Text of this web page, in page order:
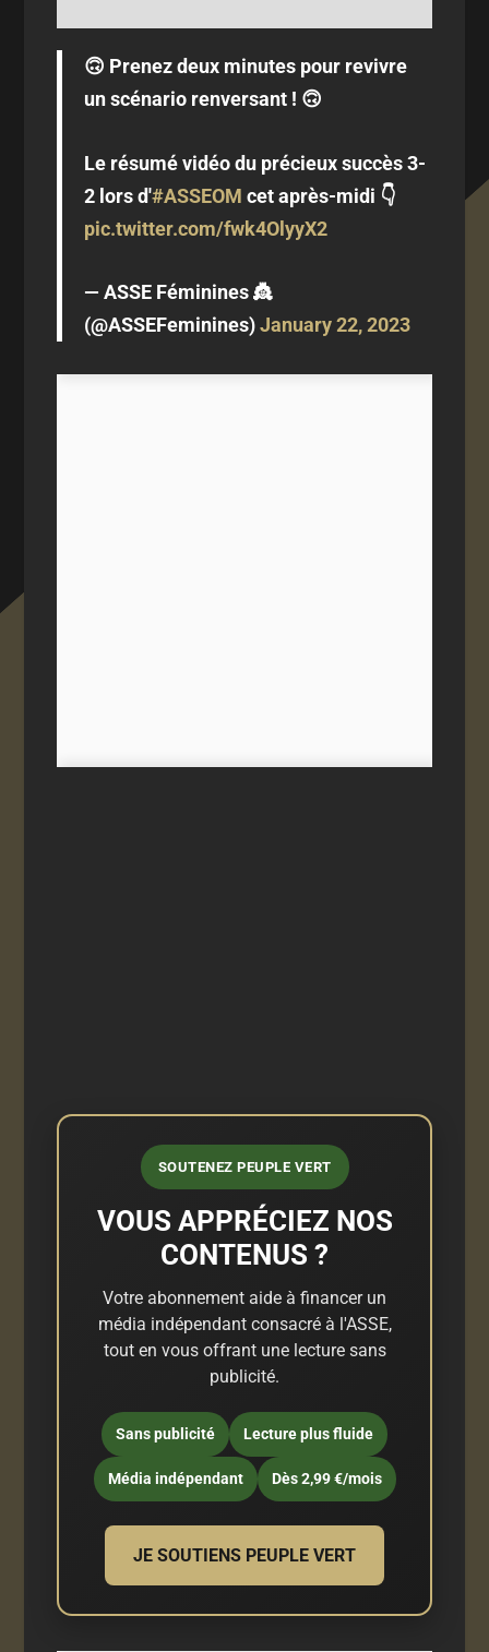
🙃 Prenez deux minutes pour revivre
un scénario renversant ! 🙃
Le résumé vidéo du précieux succès 3-
2 lors d'#ASSEOM cet après-midi 👇
pic.twitter.com/fwk4OlyyX2
— ASSE Féminines 👸
(@ASSEFeminines)January 22, 2023
SOUTENEZ PEUPLE VERT
VOUS APPRÉCIEZ NOS
CONTENUS ?
Votre abonnement aide à financer un
média indépendant consacré à l'ASSE,
tout en vous offrant une lecture sans
publicité.
Sans publicité Lecture plus fluide
Média indépendant Dès 2,99 €/mois
JE SOUTIENS PEUPLE VERT